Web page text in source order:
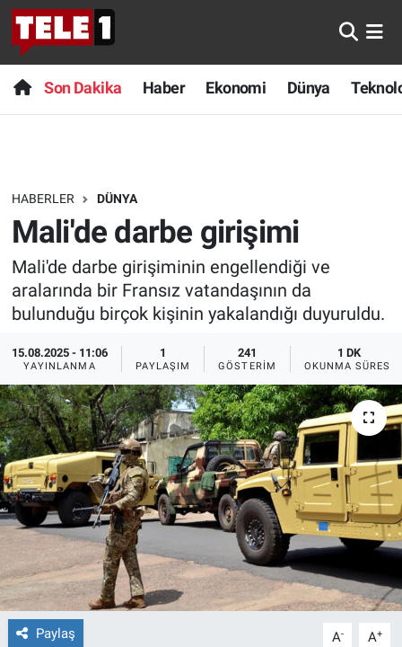
Son Dakika Haber Ekonomi Dünya
HABERLER DÜNYA
Mali'de darbe girişimi
Mali'de darbe girişiminin engellendiği ve
aralarında bir Fransız vatandaşının da
bulunduğu birçok kişinin yakalandığı duyuruldu.
15.08.2025 - 11:06
YAYINLANMA
1
PAYLAŞIM
241
GÖSTERIM
1 DK
OKUNMA SÜRESI
Paylaş A- A+
Anında Manşet
Başka Sohbetler
Bilim turu
Bilim ve Teknoloji Evreni
Doğa Konuşuyor
Dünya
Ege Saati
Ege'den Esintiler
Eğitim
Eğlence
Ekonomi
Forum
Son Dakika
Haber
Dünya
Sağlık
Spor
Yayın Akışı
İletişim
Nöbetçi Eczaneler
Hava Durumu
Trafik Durumu
Süper Lig Puan Durumu ve Fikstür
Tüm Manşetler
Son Dakika Haberleri
Haber Arşivi